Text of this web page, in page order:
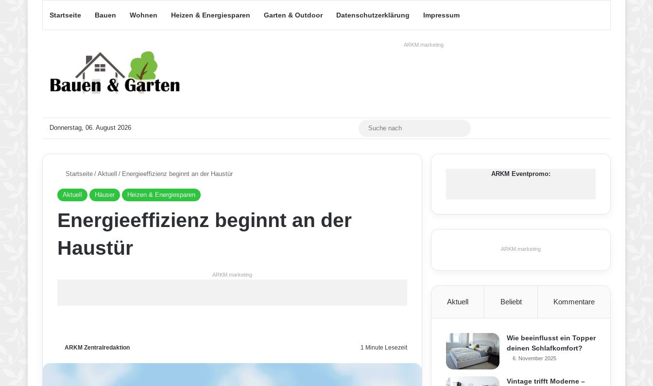
Startseite Bauen Wohnen Heizen & Energiesparen Garten & Outdoor Datenschutzerklärung Impressum
ARKM.marketing
Donnerstag, 06. August 2026 MastodonSkin umschalten
Startseite / Aktuell / Energieeffizienz beginnt an der Haustür
Aktuell Häuser Heizen & Energiesparen
Energieeffizienz beginnt an der
Haustür
ARKM.marketing
ARKM Zentralredaktion 1 Minute Lesezeit
ARKM Eventpromo:
ARKM.marketing
Aktuell Beliebt Kommentare
Wie beeinflusst ein Topper
deinen Schlafkomfort?
6. November 2025
Vintage trifft Moderne –